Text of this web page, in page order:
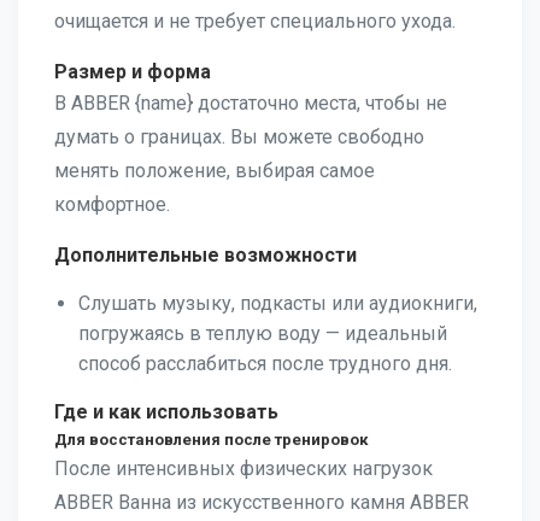
очищается и не требует специального ухода.
Размер и форма
В ABBER {name} достаточно места, чтобы не
думать о границах. Вы можете свободно
менять положение, выбирая самое
комфортное.
Дополнительные возможности
Слушать музыку, подкасты или аудиокниги,
погружаясь в теплую воду — идеальный
способ расслабиться после трудного дня.
Где и как использовать
Для восстановления после тренировок
После интенсивных физических нагрузок
ABBER Ванна из искусственного камня ABBER